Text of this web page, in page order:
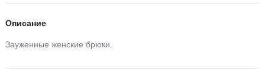
Описание
Зауженные женские брюки.